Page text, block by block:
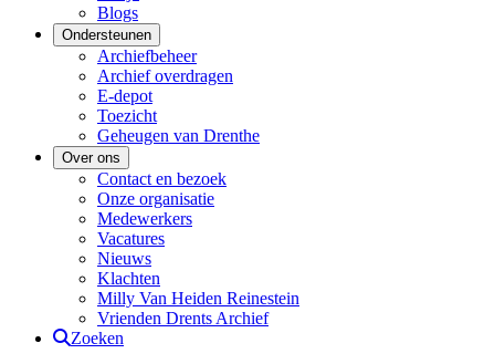
Blogs
Ondersteunen
Archiefbeheer
Archief overdragen
E-depot
Toezicht
Geheugen van Drenthe
Over ons
Contact en bezoek
Onze organisatie
Medewerkers
Vacatures
Nieuws
Klachten
Milly Van Heiden Reinestein
Vrienden Drents Archief
Zoeken